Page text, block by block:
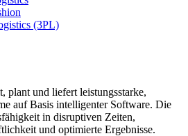
(3PL)
plant und liefert leistungsstarke,
auf Basis intelligenter Software. Die
in disruptiven Zeiten,
und optimierte Ergebnisse.